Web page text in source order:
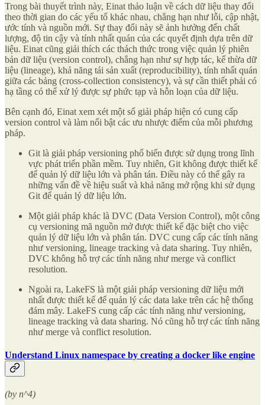
Trong bài thuyết trình này, Einat thảo luận về cách dữ liệu thay đổi
theo thời gian do các yếu tố khác nhau, chẳng hạn như lỗi, cập nhật,
ước tính và nguồn mới. Sự thay đổi này sẽ ảnh hưởng đến chất
lượng, độ tin cậy và tính nhất quán của các quyết định dựa trên dữ
liệu. Einat cũng giải thích các thách thức trong việc quản lý phiên
bản dữ liệu (version control), chẳng hạn như sự hợp tác, kế thừa dữ
liệu (lineage), khả năng tái sản xuất (reproducibility), tính nhất quán
giữa các bảng (cross-collection consistency), và sự cần thiết phải có
hạ tầng có thể xử lý được sự phức tạp và hỗn loạn của dữ liệu.
Bên cạnh đó, Einat xem xét một số giải pháp hiện có cung cấp
version control và làm nổi bật các ưu nhược điểm của mỗi phương
pháp.
Git là giải pháp versioning phổ biến được sử dụng trong lĩnh
vực phát triển phần mềm. Tuy nhiên, Git không được thiết kế
để quản lý dữ liệu lớn và phân tán. Điều này có thể gây ra
những vấn đề về hiệu suất và khả năng mở rộng khi sử dụng
Git để quản lý dữ liệu lớn.
Một giải pháp khác là DVC (Data Version Control), một công
cụ versioning mã nguồn mở được thiết kế đặc biệt cho việc
quản lý dữ liệu lớn và phân tán. DVC cung cấp các tính năng
như versioning, lineage tracking và data sharing. Tuy nhiên,
DVC không hỗ trợ các tính năng như merge và conflict
resolution.
Ngoài ra, LakeFS là một giải pháp versioning dữ liệu mới
nhất được thiết kế để quản lý các data lake trên các hệ thống
đám mây. LakeFS cung cấp các tính năng như versioning,
lineage tracking và data sharing. Nó cũng hỗ trợ các tính năng
như merge và conflict resolution.
Understand Linux namespace by creating a docker like engine
(by n^4)